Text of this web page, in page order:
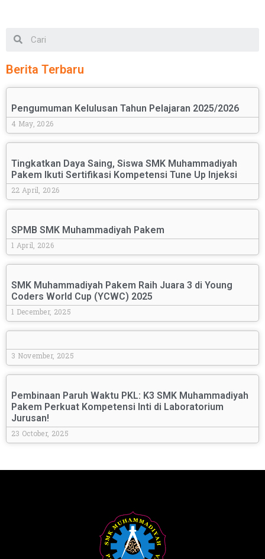
Berita Terbaru
Pengumuman Kelulusan Tahun Pelajaran 2025/2026
4 May, 2026
Tingkatkan Daya Saing, Siswa SMK Muhammadiyah
Pakem Ikuti Sertifikasi Kompetensi Tune Up Injeksi
22 April, 2026
SPMB SMK Muhammadiyah Pakem
1 April, 2026
SMK Muhammadiyah Pakem Raih Juara 3 di Young
Coders World Cup (YCWC) 2025
1 December, 2025
3 November, 2025
Pembinaan Paruh Waktu PKL: K3 SMK Muhammadiyah
Pakem Perkuat Kompetensi Inti di Laboratorium
Jurusan!
23 October, 2025